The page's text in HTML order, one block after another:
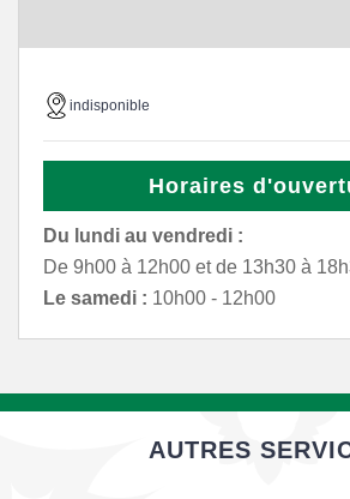
indisponible
Horaires
Du lundi au vendredi :
De 9h00 à 12h00 et de 13h30 à
Le samedi : 10h00 - 12h00
AUTRES